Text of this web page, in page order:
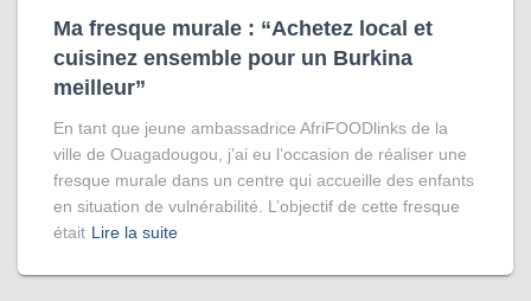
Ma fresque murale : “Achetez local et
cuisinez ensemble pour un Burkina
meilleur”
En tant que jeune ambassadrice AfriFOODlinks de la
ville de Ouagadougou, j’ai eu l’occasion de réaliser une
fresque murale dans un centre qui accueille des enfants
en situation de vulnérabilité. L’objectif de cette fresque
était Lire la suite